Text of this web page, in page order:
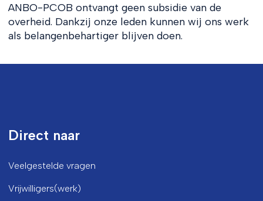
ANBO-PCOB ontvangt geen subsidie van de
overheid. Dankzij onze leden kunnen wij ons werk
als belangenbehartiger blijven doen.
Direct naar
Veelgestelde vragen
Vrijwilligers(werk)